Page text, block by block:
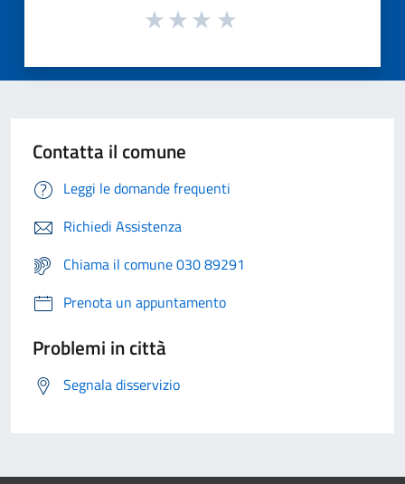
Contatta il comune
Leggi le domande frequenti
Richiedi Assistenza
Chiama il comune 030 89291
Prenota un appuntamento
Problemi in città
Segnala disservizio